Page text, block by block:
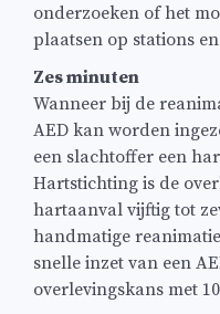
onderzoeken of het
plaatsen op stations
Zes minuten
Wanneer bij de
AED kan worden
een slachtoffer een
Hartstichting is de
hartaanval vijftig tot
handmatige
snelle inzet van een
overlevingskans met